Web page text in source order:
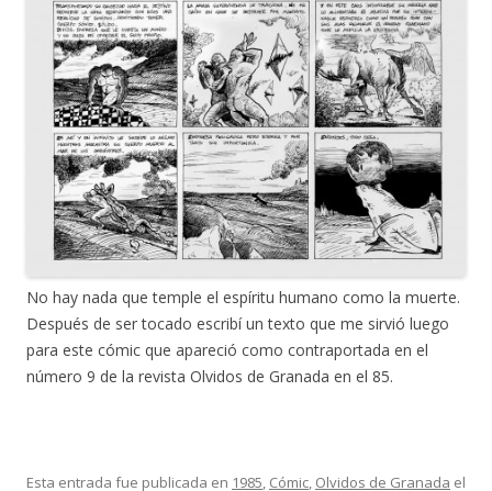
No hay nada que temple el espíritu humano como la muerte.
Después de ser tocado escribí un texto que me sirvió luego
para este cómic que apareció como contraportada en el
número 9 de la revista Olvidos de Granada en el 85.
Esta entrada fue publicada en 1985, Cómic, Olvidos de Granada el